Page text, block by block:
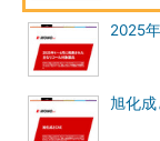
2025
旭化成